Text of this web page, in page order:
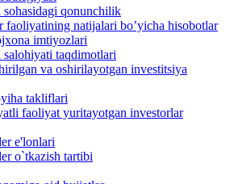
sohasidagi qonunchilik
faoliyatining natijalari boʼyicha hisobotlar
imtiyozlari
salohiyati taqdimotlari
va oshirilayotgan investitsiya
takliflari
faoliyat yuritayotgan investorlar
e'lonlari
o`tkazish tartibi